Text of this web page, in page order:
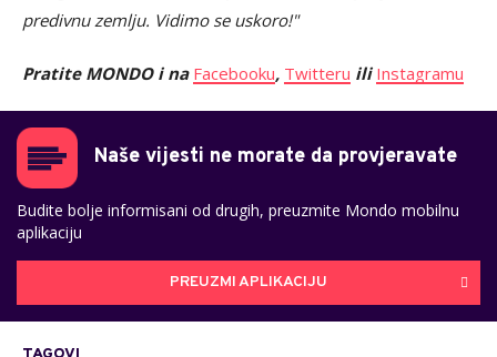
predivnu zemlju. Vidimo se uskoro!"
Pratite MONDO i na Facebooku, Twitteru ili Instagramu
Naše vijesti ne morate da provjeravate
Budite bolje informisani od drugih, preuzmite Mondo mobilnu
aplikaciju
PREUZMI APLIKACIJU